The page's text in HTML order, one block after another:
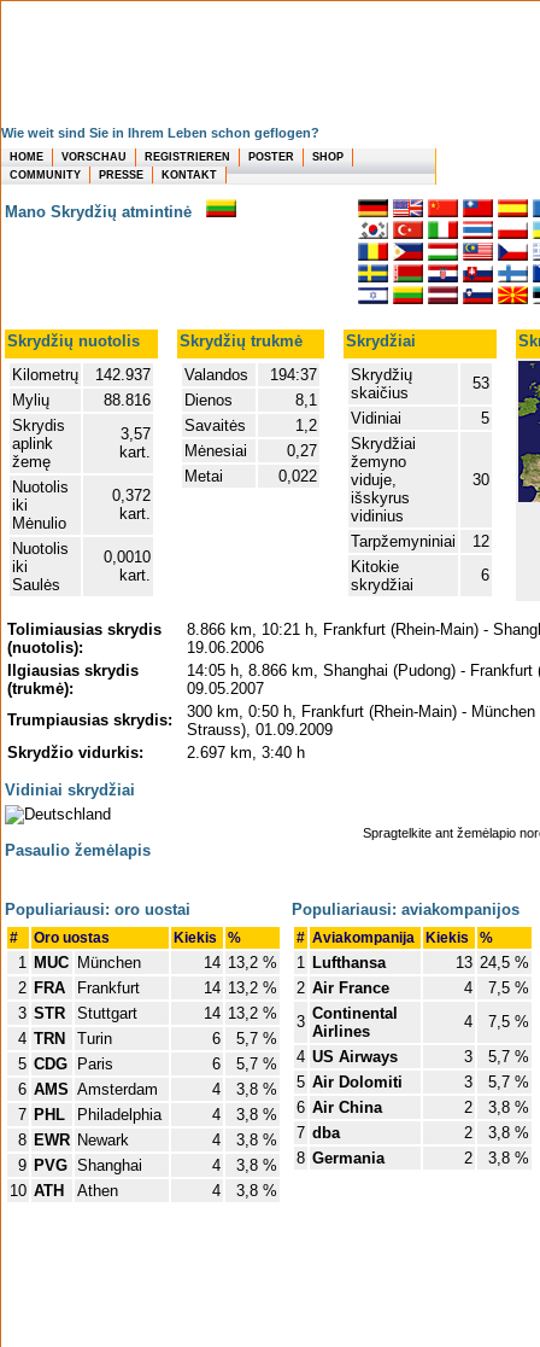
Wie weit sind Sie in Ihrem Leben schon geflogen?
HOME VORSCHAU REGISTRIEREN POSTER
SHOP
COMMUNITY
PRESSE KONTAKT
Mano Skrydžių atmintinė
Skrydžių nuotolis Skrydžių trukmė Skrydžiai
Kilometrų
142.937
Mylių
88.816
Skrydis
aplink
žemę
3,57
kart.
Nuotolis
iki
Mėnulio
0,372
kart.
Nuotolis
iki
Saulės
0,0010
kart.
Valandos
194:37
Dienos
8,1
Savaitės
1,2
Mėnesiai
0,27
Metai
0,022
Skrydžių
skaičius
53
Vidiniai
5
Skrydžiai
žemyno
viduje,
išskyrus
vidinius
30
Tarpžemyniniai
12
Kitokie
skrydžiai
6
Tolimiausias skrydis
(nuotolis):
8.866 km, 10:21 h, Frankfurt (Rhein-Main) -
19.06.2006
Ilgiausias skrydis
(trukmė):
14:05 h, 8.866 km, Shanghai (Pudong) - Frankfurt
09.05.2007
Trumpiausias skrydis:
300 km, 0:50 h, Frankfurt (Rhein-Main) -
Strauss), 01.09.2009
Skrydžio vidurkis:
2.697 km, 3:40 h
Vidiniai skrydžiai
Spragtelkite ant žemėlapio
Pasaulio žemėlapis
Populiariausi: oro uostai
# Oro uostas Kiekis %
1 MUC München 14 13,2 %
2 FRA Frankfurt 14 13,2 %
3 STR Stuttgart 14 13,2 %
4 TRN Turin 6
5,7 %
5 CDG Paris 6
5,7 %
6 AMS Amsterdam 4
3,8 %
7 PHL Philadelphia 4
3,8 %
8 EWR Newark 4
3,8 %
9 PVG Shanghai 4
3,8 %
10 ATH Athen 4 3,8 %
Populiariausi: aviakompanijos
# Aviakompanija Kiekis %
1 Lufthansa 13 24,5 %
2 Air France 4
7,5 %
3 Continental
Airlines
4
7,5 %
4 US Airways 3
5,7 %
5 Air Dolomiti 3
5,7 %
6 Air China 2
3,8 %
7 dba 2
3,8 %
8 Germania 2 3,8 %